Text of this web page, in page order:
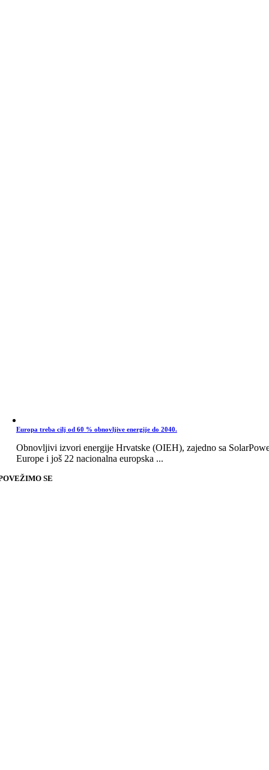
Europa treba cilj od 60 % obnovljive energije do 2040.
Obnovljivi izvori energije Hrvatske (OIEH), zajedno sa
Europe i još 22 nacionalna europska ...
SE